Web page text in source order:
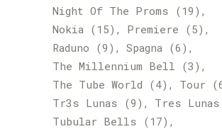
Night Of The Proms (19)
Nokia (15) Premiere (5)
Raduno (9) Spagna (6)
The Millennium Bell
(3)
The Tube World (4) Tour
Tr3s Lunas (9) Tres Lunas
Tubular Bells (17)